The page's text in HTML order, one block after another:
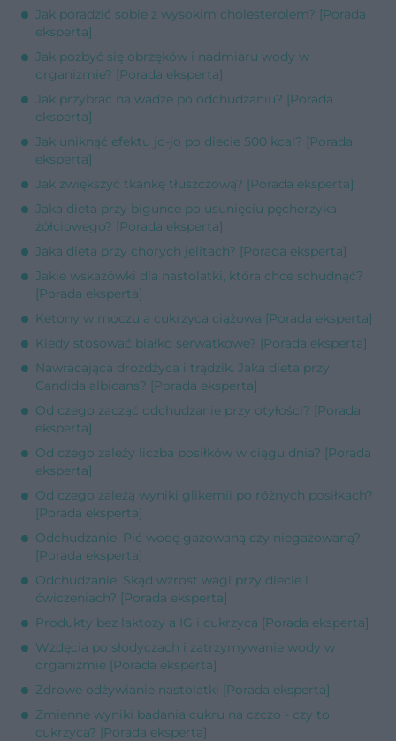
Jak poradzić sobie z wysokim cholesterolem? [Porada
eksperta]
Jak pozbyć się obrzęków i nadmiaru wody w
organizmie? [Porada eksperta]
Jak przybrać na wadze po odchudzaniu? [Porada
eksperta]
Jak uniknąć efektu jo-jo po diecie 500 kcal? [Porada
eksperta]
Jak zwiększyć tkankę tłuszczową? [Porada eksperta]
Jaka dieta przy bigunce po usunięciu pęcherzyka
żółciowego? [Porada eksperta]
Jaka dieta przy chorych jelitach? [Porada eksperta]
Jakie wskazówki dla nastolatki, która chce schudnąć?
[Porada eksperta]
Ketony w moczu a cukrzyca ciążowa [Porada eksperta]
Kiedy stosować białko serwatkowe? [Porada eksperta]
Nawracająca drożdżyca i trądzik. Jaka dieta przy
Candida albicans? [Porada eksperta]
Od czego zacząć odchudzanie przy otyłości? [Porada
eksperta]
Od czego zależy liczba posiłków w ciągu dnia? [Porada
eksperta]
Od czego zależą wyniki glikemii po różnych posiłkach?
[Porada eksperta]
Odchudzanie. Pić wodę gazowaną czy niegazowaną?
[Porada eksperta]
Odchudzanie. Skąd wzrost wagi przy diecie i
ćwiczeniach? [Porada eksperta]
Produkty bez laktozy a IG i cukrzyca [Porada eksperta]
Wzdęcia po słodyczach i zatrzymywanie wody w
organizmie [Porada eksperta]
Zdrowe odżywianie nastolatki [Porada eksperta]
Zmienne wyniki badania cukru na czczo - czy to
cukrzyca? [Porada eksperta]